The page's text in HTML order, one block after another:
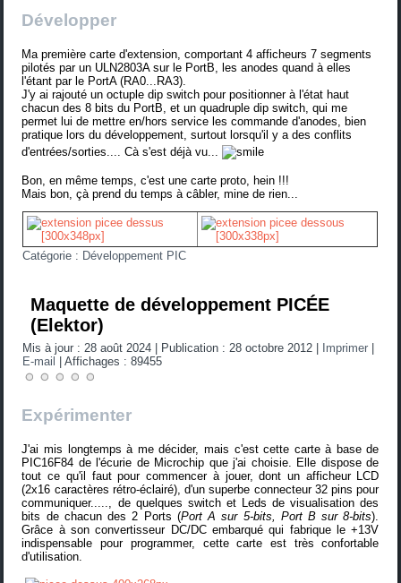
Développer
Ma première carte d'extension, comportant 4 afficheurs 7 segments
pilotés par un ULN2803A sur le PortB, les anodes quand à elles
l'étant par le PortA (RA0...RA3).
J'y ai rajouté un octuple dip switch pour positionner à l'état haut
chacun des 8 bits du PortB, et un quadruple dip switch, qui me
permet lui de mettre en/hors service les commande d'anodes, bien
pratique lors du développement, surtout lorsqu'il y a des conflits
d'entrées/sorties.... Cà s'est déjà vu...
Bon, en même temps, c'est une carte proto, hein !!!
Mais bon, çà prend du temps à câbler, mine de rien...
Catégorie : Développement PIC
Maquette de développement PICÉE
(Elektor)
Mis à jour : 28 août 2024 Publication : 28 octobre 2012 Imprimer
E-mail
|Affichages : 89455
Expérimenter
J'ai mis longtemps à me décider, mais c'est cette carte à base de
PIC16F84 de l'écurie de Microchip que j'ai choisie. Elle dispose de
tout ce qu'il faut pour commencer à jouer, dont un afficheur LCD
(2x16 caractères rétro-éclairé), d'un superbe connecteur 32 pins pour
communiquer....., de quelques switch et Leds de visualisation des
bits de chacun des 2 Ports (Port A sur 5-bits, Port B sur 8-bits).
Grâce à son convertisseur DC/DC embarqué qui fabrique le +13V
indispensable pour programmer, cette carte est très confortable
d'utilisation.